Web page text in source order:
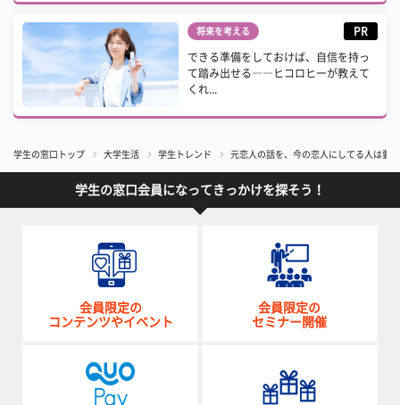
将来を考える PR
できる準備をしておけば、自信を持っ
て踏み出せる――ヒコロヒーが教えて
くれ...
学生の窓口トップ 大学生活 学生トレンド 元恋人の話を、今の恋人にしてる人は要
学生の窓口会員になってきっかけを探そう！
会員限定の
コンテンツやイベント
会員限定の
セミナー開催